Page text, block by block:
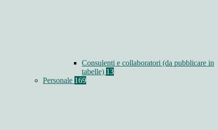
Consulenti e collaboratori (da pubblicare in
tabelle) 13
Personale 169